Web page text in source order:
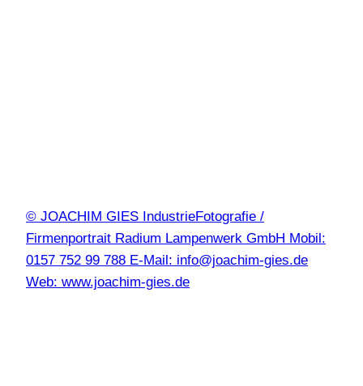
© JOACHIM GIES IndustrieFotografie /
Firmenportrait Radium Lampenwerk GmbH Mobil:
0157 752 99 788 E-Mail: info@joachim-gies.de
Web: www.joachim-gies.de